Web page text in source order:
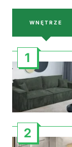
WNĘTRZE
1
2